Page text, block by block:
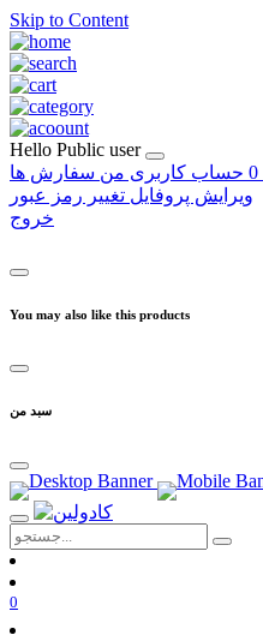
Skip to Content
Hello Public user
0 حساب کاربری من سفارش ها
ویرایش پروفایل تغییر رمز عبور
خروج
You may also like this products
سبد من
0